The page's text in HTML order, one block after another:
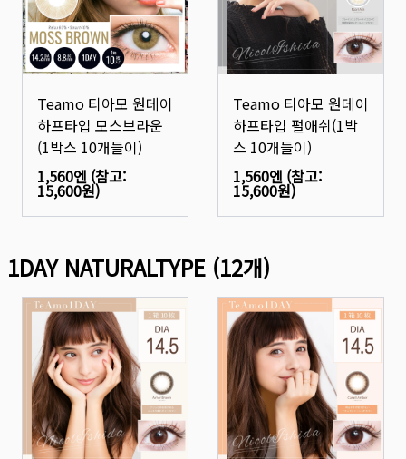
Teamo 티아모 원데이
하프타입 모스브라운
(1박스 10개들이)
1,560엔 (참고:
15,600원)
Teamo 티아모 원데이
하프타입 펄애쉬(1박
스 10개들이)
1,560엔 (참고:
15,600원)
1DAY NATURALTYPE (12개)